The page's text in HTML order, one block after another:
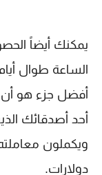
يمكنك أيضاً
الساعة طوال
أفضل جزء هو أن
أحد أصدقائك
دولارات.